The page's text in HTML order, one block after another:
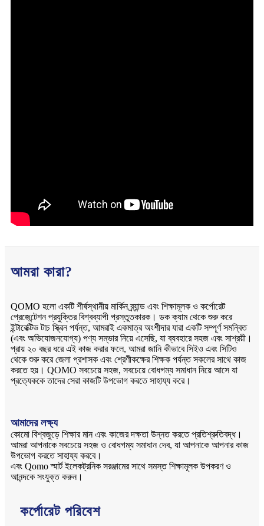
আমরা কারা?
QOMO হলো একটি শীর্ষস্থানীয় মার্কিন ব্র্যান্ড এবং শিক্ষামূলক ও কর্পোরেট
প্রেজেন্টেশন প্রযুক্তির বিশ্বব্যাপী প্রস্তুতকারক। ডক ক্যাম থেকে শুরু করে
ইন্টারেক্টিভ টাচ স্ক্রিন পর্যন্ত, আমরাই একমাত্র অংশীদার যারা একটি সম্পূর্ণ সমন্বিত
(এবং অভিযোজনযোগ্য) পণ্য সম্ভার নিয়ে এসেছি, যা ব্যবহারে সহজ এবং সাশ্রয়ী।
প্রায় ২০ বছর ধরে এই কাজ করার ফলে, আমরা জানি কীভাবে সিইও এবং সিটিও
থেকে শুরু করে জেলা প্রশাসক এবং শ্রেণীকক্ষের শিক্ষক পর্যন্ত সকলের সাথে কাজ
করতে হয়। QOMO সবচেয়ে সহজ, সবচেয়ে বোধগম্য সমাধান নিয়ে আসে যা
প্রত্যেককে তাদের সেরা কাজটি উপভোগ করতে সাহায্য করে।
আমাদের লক্ষ্য
কোমো বিশ্বজুড়ে শিক্ষার মান এবং কাজের দক্ষতা উন্নত করতে প্রতিশ্রুতিবদ্ধ।
আমরা আপনাকে সবচেয়ে সহজ ও বোধগম্য সমাধান দেব, যা আপনাকে আপনার কাজ
উপভোগ করতে সাহায্য করবে।
এবং Qomo স্মার্ট ইলেকট্রনিক সরঞ্জামের সাথে সমস্ত শিক্ষামূলক উপকরণ ও
আনন্দকে সংযুক্ত করুন।
কর্পোরেট পরিবেশ